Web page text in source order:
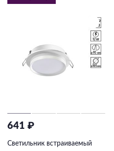
641 ₽
Светильник встраиваемый